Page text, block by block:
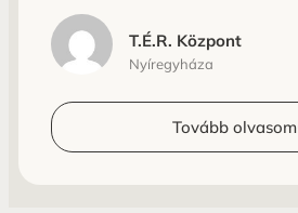
T.É.R. Központ
Nyíregyháza
Tovább olvasom